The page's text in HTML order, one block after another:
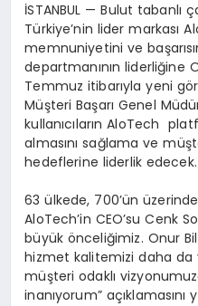
İSTANBUL — Bulut tabanlı
Türkiye’nin lider markası
memnuniyetini ve
departmanının liderliğine
Temmuz itibarıyla yeni
Müşteri Başarı Genel
kullanıcıların AloTech
almasını sağlama ve
hedeflerine liderlik edecek.
63 ülkede, 700’ün
AloTech’in CEO’su Cenk
büyük önceliğimiz. Onur
hizmet kalitemizi daha da
müşteri odaklı
inanıyorum” açıklamasını